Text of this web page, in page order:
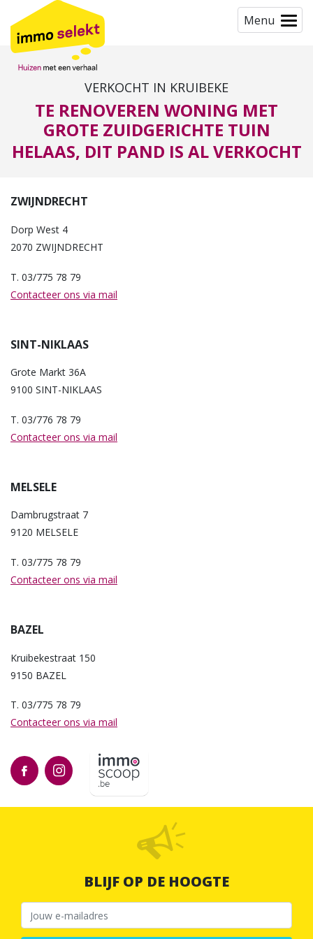
Menu
VERKOCHT IN KRUIBEKE
TE RENOVEREN WONING MET
GROTE ZUIDGERICHTE TUIN
HELAAS, DIT PAND IS AL VERKOCHT
ZWIJNDRECHT
Dorp West 4
2070 ZWIJNDRECHT
T. 03/775 78 79
Contacteer ons via mail
SINT-NIKLAAS
Grote Markt 36A
9100 SINT-NIKLAAS
T. 03/776 78 79
Contacteer ons via mail
MELSELE
Dambrugstraat 7
9120 MELSELE
T. 03/775 78 79
Contacteer ons via mail
BAZEL
Kruibekestraat 150
9150 BAZEL
T. 03/775 78 79
Contacteer ons via mail
BLIJF OP DE HOOGTE